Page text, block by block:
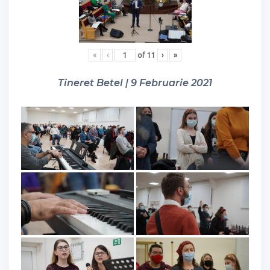
« ‹ of 11 › »
Tineret Betel | 9 Februarie 2021